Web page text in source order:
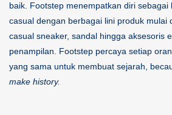
baik. Footstep menempatkan diri
casual dengan berbagai lini produk mulai
casual sneaker, sandal hingga aksesoris
penampilan. Footstep percaya setiap
yang sama untuk membuat sejarah,
make history.